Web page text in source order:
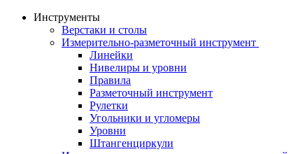
Инструменты
Верстаки и столы
Измерительно-разметочный инструмент
Линейки
Нивелиры и уровни
Правила
Разметочный инструмент
Рулетки
Угольники и угломеры
Уровни
Штангенциркули